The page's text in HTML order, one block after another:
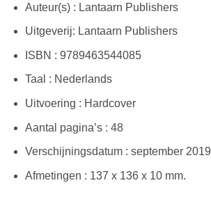
Auteur(s) : Lantaarn Publishers
Uitgeverij: Lantaarn Publishers
ISBN : 9789463544085
Taal : Nederlands
Uitvoering : Hardcover
Aantal pagina’s : 48
Verschijningsdatum : september 2019
Afmetingen : 137 x 136 x 10 mm.